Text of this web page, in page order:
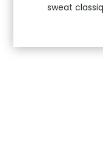
sweat